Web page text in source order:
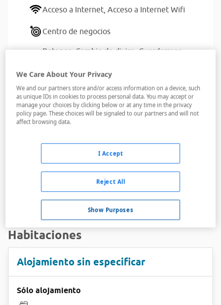
Acceso a Internet, Acceso a Internet Wifi
Centro de negocios
Botones, Cambio de divisa, Guardarropa,
American Express,Diners Club,JCB,
MasterCard, Visa
Bares,Restaurantes,Sala de conferencias,
Tiendas
Adaptado para discapacitados
Gimnasio,Niñera,Servicio de lavandería,
Servicio de masaje
Habitaciones
Alojamiento sin especificar
Sólo alojamiento
We Care About Your Privacy
We and our partners store and/or access information on a device, such
as unique IDs in cookies to process personal data. You may accept or
manage your choices by clicking below or at any time in the privacy
policy page. These choices will be signaled to our partners and will not
affect browsing data.
Show Purposes
Reject All
I Accept